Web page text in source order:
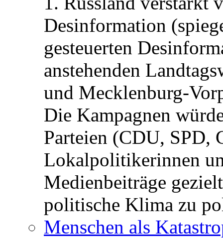
Desinformation
gesteuerten
anstehenden
und Mecklenburg-
Die Kampagnen
Parteien (CDU, SPD,
Lokalpolitikerinnen
Medienbeiträge
politische Klima zu
Menschen als